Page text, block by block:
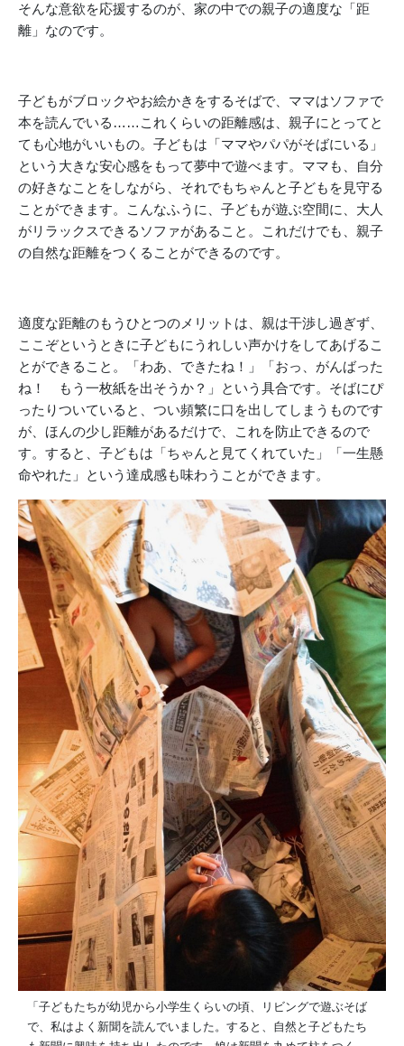
そんな意欲を応援するのが、家の中での親子の適度な「距
離」なのです。
子どもがブロックやお絵かきをするそばで、ママはソファで
本を読んでいる……これくらいの距離感は、親子にとってと
ても心地がいいもの。子どもは「ママやパパがそばにいる」
という大きな安心感をもって夢中で遊べます。ママも、自分
の好きなことをしながら、それでもちゃんと子どもを見守る
ことができます。こんなふうに、子どもが遊ぶ空間に、大人
がリラックスできるソファがあること。これだけでも、親子
の自然な距離をつくることができるのです。
適度な距離のもうひとつのメリットは、親は干渉し過ぎず、
ここぞというときに子どもにうれしい声かけをしてあげるこ
とができること。「わあ、できたね！」「おっ、がんばった
ね！ もう一枚紙を出そうか？」という具合です。そばにぴ
ったりついていると、つい頻繁に口を出してしまうものです
が、ほんの少し距離があるだけで、これを防止できるので
す。すると、子どもは「ちゃんと見てくれていた」「一生懸
命やれた」という達成感も味わうことができます。
「子どもたちが幼児から小学生くらいの頃、リビングで遊ぶそば
で、私はよく新聞を読んでいました。すると、自然と子どもたち